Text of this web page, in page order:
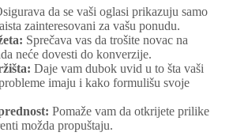
da se vaši oglasi prikazuju samo
zainteresovani za vašu ponudu.
Sprečava vas da trošite novac na
neće dovesti do konverzije.
Daje vam dubok uvid u to šta vaši
imaju i kako formulišu svoje
Pomaže vam da otkrijete prilike
možda propuštaju.